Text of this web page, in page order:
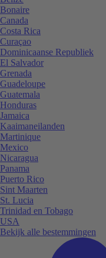
Bonaire
Canada
Costa Rica
Curaçao
Dominicaanse Republiek
El Salvador
Grenada
Guadeloupe
Guatemala
Honduras
Jamaica
Kaaimaneilanden
Martinique
Mexico
Nicaragua
Panama
Puerto Rico
Sint Maarten
St. Lucia
Trinidad en Tobago
USA
Bekijk alle bestemmingen